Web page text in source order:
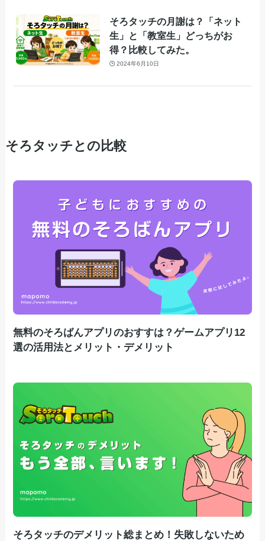
そろタッチの月謝は？「ネット
生」と「教室生」どっちがお
得？比較してみた。
2024年6月10日
そろタッチとの比較
無料のそろばんアプリのおすすは？ゲームアプリ12
選の活用法とメリット・デメリット
そろタッチのデメリット総まとめ！失敗しないため